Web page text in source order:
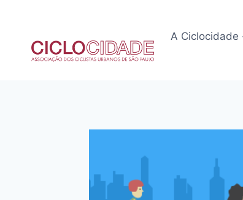
Conteúdo
A Ciclocidade